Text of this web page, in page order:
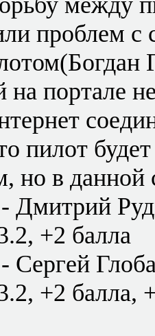
проблем
на портале
пилот
но в данной
Дмитрий
+2 балла
Сергей
+2 балла,